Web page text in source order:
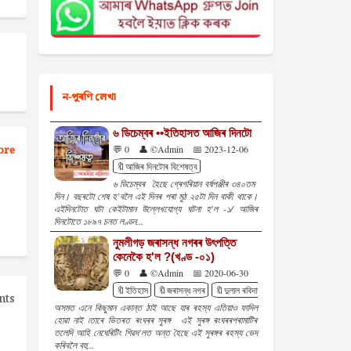
ন-পুৰণি লেখা
৬ ডিচেম্বৰ ••ইতিহাসত আজিৰ দিনটো
💬 0 👤 ©Admin
📅 2023-12-06
🔖আজিৰ দিনটোৰ বিশেষত্ব
৬ ডিচেম্বৰ হৈছে গ্ৰেগৰিয়ান বৰ্ষপঞ্জীৰ ৩৪০তম
দিন। বছৰটো শেষ হ’বলৈ এই দিনৰ পৰা মুঠ ২৫টা দিন বাকী থাকে।
এইদিনটোত ঘটা কেইটামান উল্লেখযোগ্য ঘটনা হ'ল -১/ আজিৰ
দিনটোতে ১৮৯৭ চনত লণ্ডন...
নুমলীগড় জৰাসন্ধ নগৰৰ উৎপত্তি
কেনেকৈ হ'ল ?(খণ্ড -০১)
💬 0 👤 ©Admin
📅 2020-06-30
🔖ইতিহাস
🔖জৰাসন্ধ নগৰ
🔖দুলাল ৰবিদাস
অসমত এনে কিছুমান একান্ত ঠাই আছে যাৰ ৰহস্য এতিয়াও ফাদিল
হোৱা নাই ৷তাৰে ভিতৰত ৰংঘৰৰ সুৰঙ্গ এই সুৰঙ্গ ৰংঘৰৰপৰামাটিৰ
তলেদি আহি নেঘেৰিটিং শিৱদ'লত অন্ত হৈছে এই সুৰঙ্গৰ ৰহস্য ভেদ
কৰিবলৈ বহু...